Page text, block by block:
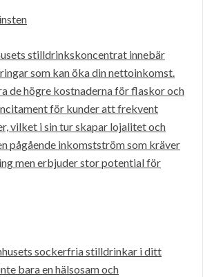
stilldrinkskoncentrat innebär
som kan öka din nettoinkomst.
de högre kostnaderna för flaskor och
för kunder att frekvent
vilket i sin tur skapar lojalitet och
pågående inkomstström som kräver
men erbjuder stor potential för
sockerfria stilldrinkar i ditt
bara en hälsosam och